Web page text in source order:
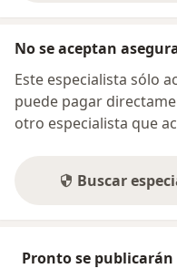
No se aceptan
Este especialista sólo
puede pagar
otro especialista que
Buscar
Pronto se